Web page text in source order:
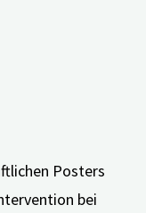
Posters
bei